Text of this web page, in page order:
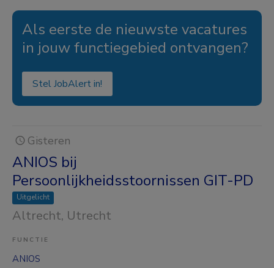
Als eerste de nieuwste vacatures
in jouw functiegebied ontvangen?
Stel JobAlert in!
Gisteren
ANIOS bij
Persoonlijkheidsstoornissen GIT-PD
Uitgelicht
Altrecht, Utrecht
FUNCTIE
ANIOS